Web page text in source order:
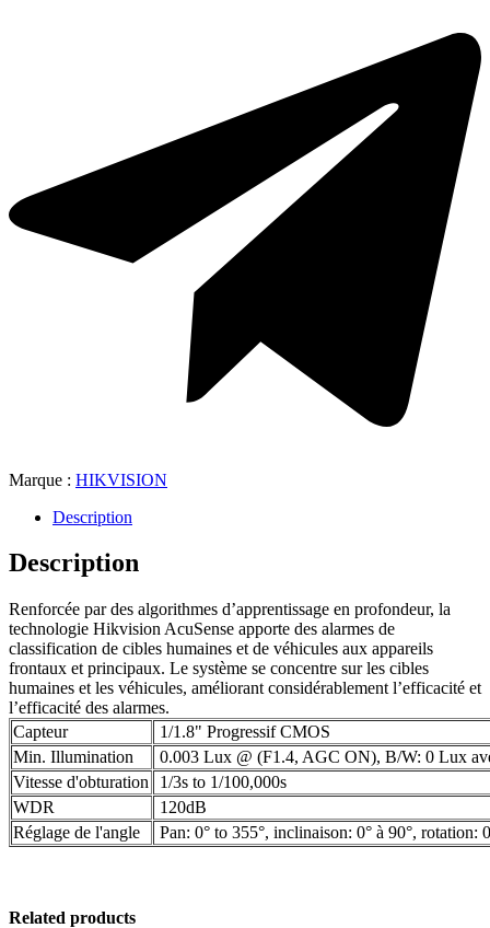
Marque : HIKVISION
Description
Description
Renforcée par des algorithmes d’apprentissage en profondeur, la
technologie Hikvision AcuSense apporte des alarmes de
classification de cibles humaines et de véhicules aux appareils
frontaux et principaux. Le système se concentre sur les cibles
humaines et les véhicules, améliorant considérablement l’efficacité et
l’efficacité des alarmes.
Capteur
1/1.8" Progressif CMOS
Min. Illumination
0.003 Lux @ (F1.4, AGC ON), B/W: 0 Lux
Vitesse d'obturation
1/3s to 1/100,000s
WDR
120dB
Réglage de l'angle
Pan: 0° to 355°, inclinaison: 0° à 90°, rotation:
Related products